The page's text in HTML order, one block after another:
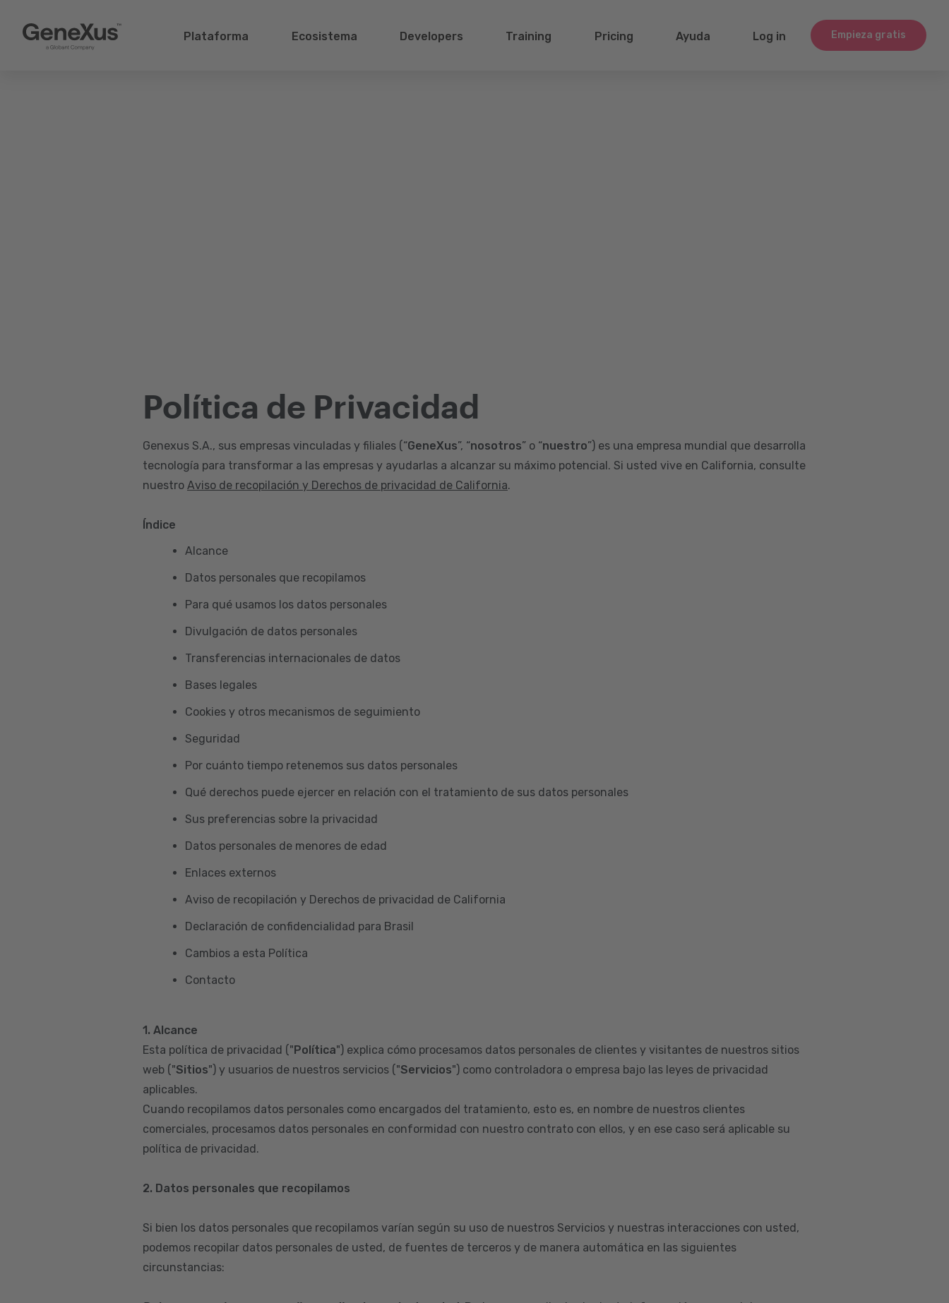
Empieza gratis
Plataforma Ecosistema Developers Training Pricing Ayuda Log in
Política de Privacidad
Genexus S.A., sus empresas vinculadas y filiales (“GeneXus”, “nosotros” o “nuestro”) es una empresa mundial que desarrolla
tecnología para transformar a las empresas y ayudarlas a alcanzar su máximo potencial. Si usted vive en California, consulte
nuestro Aviso de recopilación y Derechos de privacidad de California.
Índice
Alcance
Datos personales que recopilamos
Para qué usamos los datos personales
Divulgación de datos personales
Transferencias internacionales de datos
Bases legales
Cookies y otros mecanismos de seguimiento
Seguridad
Por cuánto tiempo retenemos sus datos personales
Qué derechos puede ejercer en relación con el tratamiento de sus datos personales
Sus preferencias sobre la privacidad
Datos personales de menores de edad
Enlaces externos
Aviso de recopilación y Derechos de privacidad de California
Declaración de confidencialidad para Brasil
Cambios a esta Política
Contacto
1. Alcance
Esta política de privacidad ("Política") explica cómo procesamos datos personales de clientes y visitantes de nuestros sitios
web ("Sitios") y usuarios de nuestros servicios ("Servicios") como controladora o empresa bajo las leyes de privacidad
aplicables.
Cuando recopilamos datos personales como encargados del tratamiento, esto es, en nombre de nuestros clientes
comerciales, procesamos datos personales en conformidad con nuestro contrato con ellos, y en ese caso será aplicable su
política de privacidad.
2. Datos personales que recopilamos
Si bien los datos personales que recopilamos varían según su uso de nuestros Servicios y nuestras interacciones con usted,
podemos recopilar datos personales de usted, de fuentes de terceros y de manera automática en las siguientes
circunstancias: